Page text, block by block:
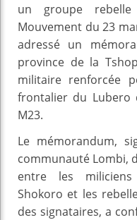
un groupe
Mouvement du 23
adressé un
province de la
militaire renforcée
frontalier du Lubero
M23.
Le mémorandum,
communauté Lombi,
entre les
Shokoro et les
des signataires, a